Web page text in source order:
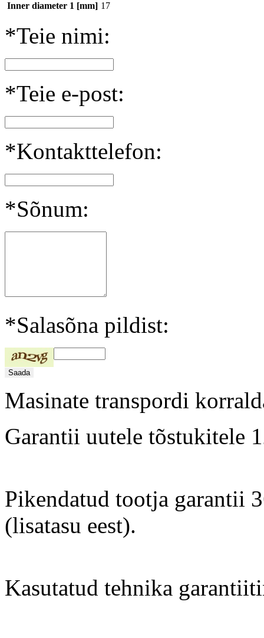
Inner diameter 1 [mm] 17
*Teie nimi:
*Teie e-post:
*Kontakttelefon:
*Sõnum:
*Salasõna pildist:
Masinate transpordi
Garantii uutele tõstukitele
Pikendatud tootja garantii
(lisatasu eest).
Kasutatud tehnika